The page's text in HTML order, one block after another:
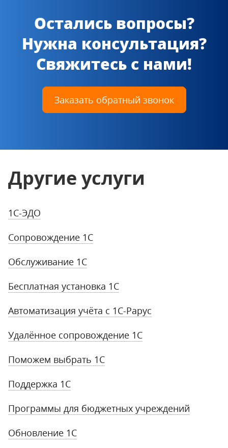
Остались вопросы?
Нужна консультация?
Свяжитесь с нами!
Заказать обратный звонок
Другие услуги
1С-ЭДО
Сопровождение 1С
Обслуживание 1С
Бесплатная установка 1С
Автоматизация учёта с 1С-Рарус
Удалённое сопровождение 1С
Поможем выбрать 1С
Поддержка 1С
Программы для бюджетных учреждений
Обновление 1С